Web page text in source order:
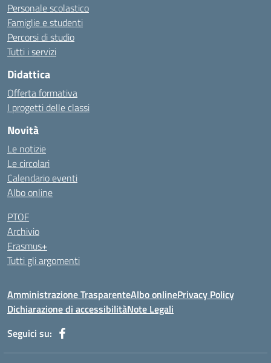
Personale scolastico
Famiglie e studenti
Percorsi di studio
Tutti i servizi
Didattica
Offerta formativa
I progetti delle classi
Novità
Le notizie
Le circolari
Calendario eventi
Albo online
PTOF
Archivio
Erasmus+
Tutti gli argomenti
Amministrazione TrasparenteAlbo onlinePrivacy Policy
Dichiarazione di accessibilitàNote Legali
Seguici su: